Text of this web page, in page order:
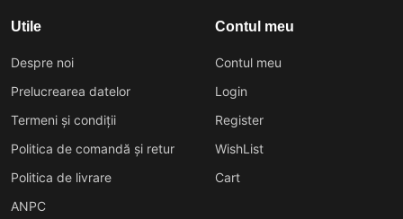
Utile
Despre noi
Prelucrearea datelor
Termeni și condiții
Politica de comandă și retur
Politica de livrare
ANPC
Contul meu
Contul meu
Login
Register
WishList
Cart